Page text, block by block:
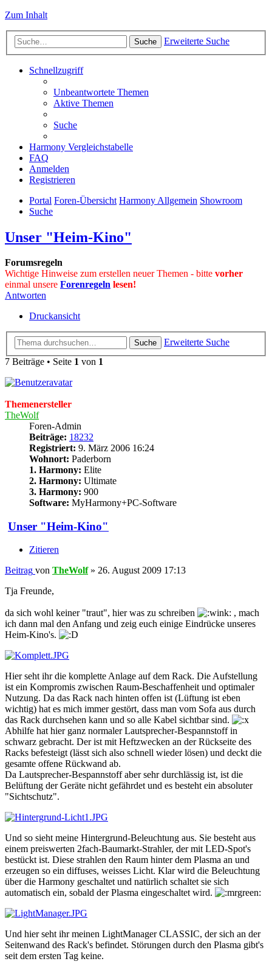
Zum Inhalt
Suche Erweiterte Suche
Schnellzugriff
Unbeantwortete Themen
Aktive Themen
Suche
Harmony Vergleichstabelle
FAQ
Anmelden
Registrieren
Portal Foren-Übersicht Harmony Allgemein Showroom
Suche
Unser "Heim-Kino"
Forumsregeln
Wichtige Hinweise zum erstellen neuer Themen - bitte vorher
einmal unsere Forenregeln lesen!
Antworten
Druckansicht
Suche
Erweiterte Suche
7 Beiträge • Seite 1 von 1
Themenersteller
TheWolf
Foren-Admin
Beiträge: 18232
Registriert: 9. März 2006 16:24
Wohnort: Paderborn
1. Harmony: Elite
2. Harmony: Ultimate
3. Harmony: 900
Software: MyHarmony+PC-Software
Unser "Heim-Kino"
Zitieren
Beitrag von TheWolf» 26. August 2009 17:13
Tja Freunde,
da sich wohl keiner "traut", hier was zu schreiben
, mach
ich dann mal den Anfang und zeig euch einige Eindrücke unseres
Heim-Kino's.
Hier seht ihr die komplette Anlage auf dem Rack. Die Aufstellung
ist ein Kompromis zwischen Raum-Beschaffenheit und optimaler
Nutzung. Da das Rack nach hinten offen ist (Lüftung ist eben
wichtig) hat es mich immer gestört, dass man vom Sofa aus durch
das Rack durchsehen kann und so alle Kabel sichtbar sind.
Abhilfe hat hier ganz normaler Lautsprecher-Bespannstoff in
schwarz gebracht. Der ist mit Heftzwecken an der Rückseite des
Racks befesteigt (lässt sich also schnell wieder lösen) und deckt die
gesamte offene Rückwand ab.
Da Lautsprecher-Bespannstoff aber sehr durchlässig ist, ist die
Belüftung der Geräte nicht gefährdet und es besteht ein absoluter
"Sichtschutz".
Und so sieht meine Hintergrund-Beleuchtung aus. Sie besteht aus
einem preiswerten 2fach-Baumarkt-Strahler, der mit LED-Spot's
bestückt ist. Diese strahlen den Raum hinter dem Plasma an und
erzeugen so ein diffuses, weisses Licht. Klar wird die Beleuchtung
über die Harmony geschaltet und natürlich schaltet sie sich
automatisch ein, sobald der Plasma eingeschaltet wird.
Und hier seht ihr meinen LightManager CLASSIC, der sich an der
Seitenwand des Rack's befindet. Störungen durch den Plasma gibt's
seit dem ersten Tag keine.